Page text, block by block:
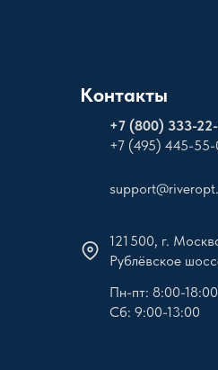
Контакты
+7 (800) 333-
+7 (495) 445-55-
121 500, г.
Рублёвское
Пн-пт: 8:00-18:00
Сб: 9:00-13:00